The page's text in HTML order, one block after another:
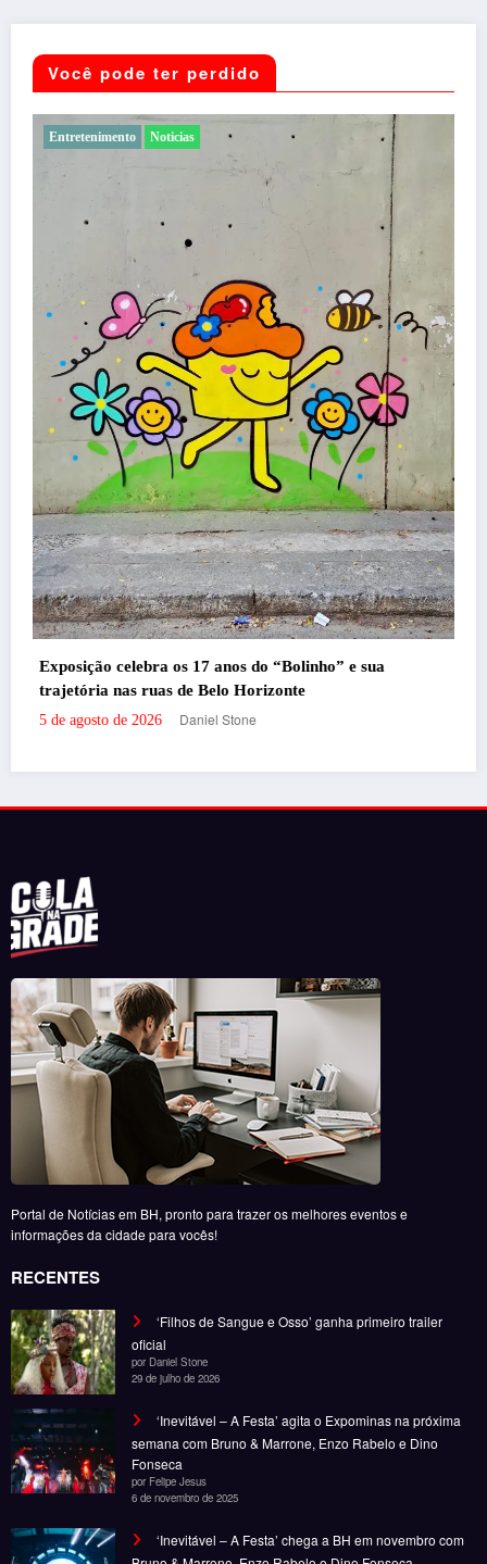
Você pode ter perdido
Entretenimento
Com ingressos esgotados desde junho,
Menos é Mais agita BH na próxima semana
5 de agosto de 2026 Felipe Jesus
Portal de Notícias em BH, pronto para trazer os melhores eventos e
informações da cidade para vocês!
RECENTES
‘Filhos de Sangue e Osso’ ganha primeiro trailer
oficial
por Daniel Stone
29 de julho de 2026
‘Inevitável – A Festa’ agita o Expominas na próxima
semana com Bruno & Marrone, Enzo Rabelo e Dino
por Felipe Jesus
6 de novembro de 2025
por Felipe Jesus
Noticias Entretenimento
Além do Horizonte
Comunicação e Marketing | Powered BySpiceThemes